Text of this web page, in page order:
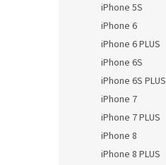
iPhone 5S
iPhone 6
iPhone 6 PLUS
iPhone 6S
iPhone 6S PLUS
iPhone 7
iPhone 7 PLUS
iPhone 8
iPhone 8 PLUS